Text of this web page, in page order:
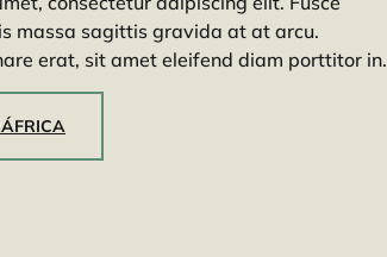
massa sagittis gravida at at arcu.
erat, sit amet eleifend diam porttitor in.